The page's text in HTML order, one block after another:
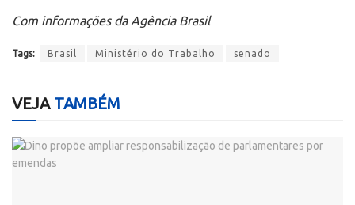
Com informações da Agência Brasil
Tags: Brasil Ministério do Trabalho senado
VEJATAMBÉM